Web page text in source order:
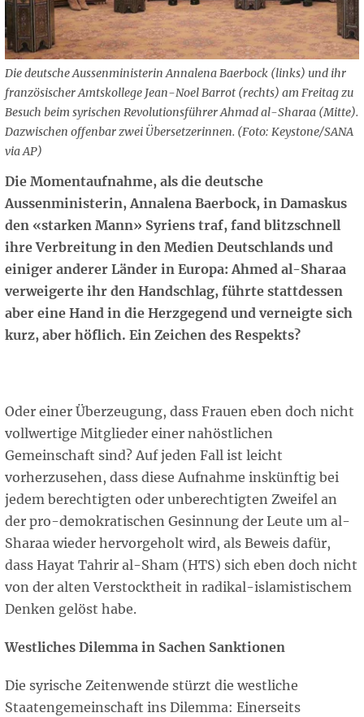
Die deutsche Aussenministerin Annalena Baerbock (links) und ihr
französischer Amtskollege Jean-Noel Barrot (rechts) am Freitag zu
Besuch beim syrischen Revolutionsführer Ahmad al-Sharaa (Mitte).
Dazwischen offenbar zwei Übersetzerinnen. (Foto: Keystone/SANA
via AP)
Die Momentaufnahme, als die deutsche
Aussenministerin, Annalena Baerbock, in Damaskus
den «starken Mann» Syriens traf, fand blitzschnell
ihre Verbreitung in den Medien Deutschlands und
einiger anderer Länder in Europa: Ahmed al-Sharaa
verweigerte ihr den Handschlag, führte stattdessen
aber eine Hand in die Herzgegend und verneigte sich
kurz, aber höflich. Ein Zeichen des Respekts?
Oder einer Überzeugung, dass Frauen eben doch nicht
vollwertige Mitglieder einer nahöstlichen
Gemeinschaft sind? Auf jeden Fall ist leicht
vorherzusehen, dass diese Aufnahme inskünftig bei
jedem berechtigten oder unberechtigten Zweifel an
der pro-demokratischen Gesinnung der Leute um al-
Sharaa wieder hervorgeholt wird, als Beweis dafür,
dass Hayat Tahrir al-Sham (HTS) sich eben doch nicht
von der alten Verstocktheit in radikal-islamistischem
Denken gelöst habe.
Westliches Dilemma in Sachen Sanktionen
Die syrische Zeitenwende stürzt die westliche
Staatengemeinschaft ins Dilemma: Einerseits